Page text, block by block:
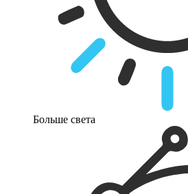
Больше света